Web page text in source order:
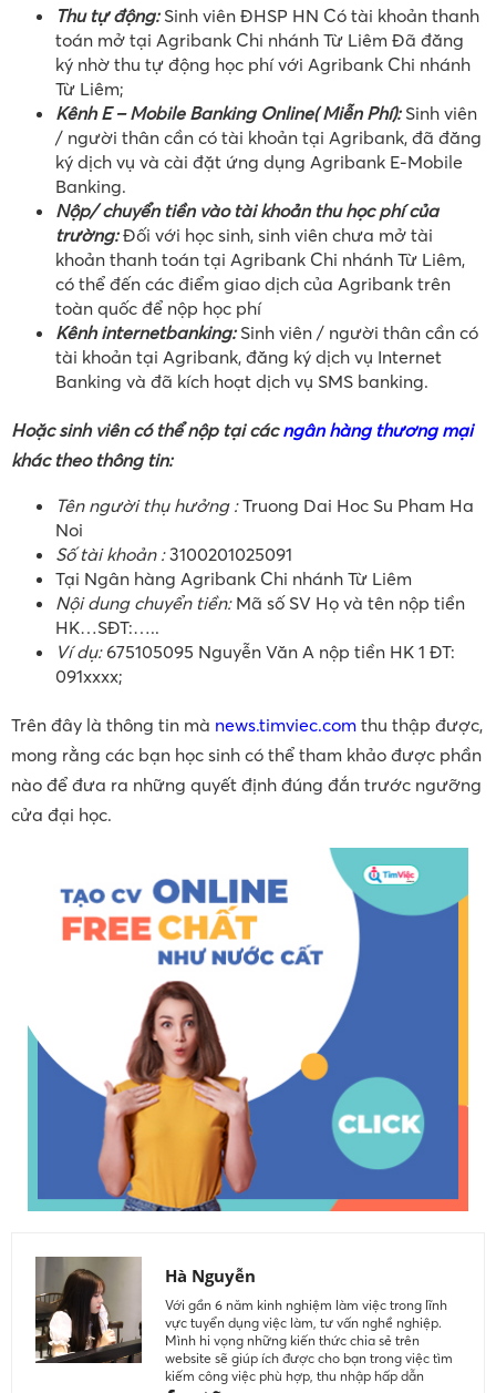
Hình thức đóng học phí đại học Sư
phạm Hà Nội
Có 4 hình thức nộp học phí:
Thu tự động: Sinh viên ĐHSP HN Có tài khoản thanh
toán mở tại Agribank Chi nhánh Từ Liêm Đã đăng
ký nhờ thu tự động học phí với Agribank Chi nhánh
Từ Liêm;
Kênh E – Mobile Banking Online( Miễn Phí):Sinh viên
/ người thân cần có tài khoản tại Agribank, đã đăng
ký dịch vụ và cài đặt ứng dụng Agribank E-Mobile
Banking.
Nộp/ chuyển tiền vào tài khoản thu học phí của
trường:Đối với học sinh, sinh viên chưa mở tài
có thể đến các điểm giao dịch của Agribank trên
toàn quốc để nộp học phí
Kênh internetbanking:
tài khoản tại Agribank, đăng ký dịch vụ Internet
Banking và đã kích hoạt dịch vụ SMS banking.
Hoặc sinh viên có thể nộp tại cácngân hàng thương mại
khác theo thông tin:
Tên người thụ hưởng :Truong Dai Hoc Su Pham Ha
Noi
Tại Ngân hàng Agribank Chi nhánh Từ Liêm
Nội dung chuyển tiền: Mã số SV Họ và tên nộp tiền
HK…SĐT:…..
Ví dụ: 675105095 Nguyễn Văn A nộp tiền HK 1 ĐT:
091xxxx;
news.timviec.com
thu thập được,
mong rằng các bạn học sinh có thể tham khảo được phần
nào để đưa ra những quyết định đúng đắn trước ngưỡng